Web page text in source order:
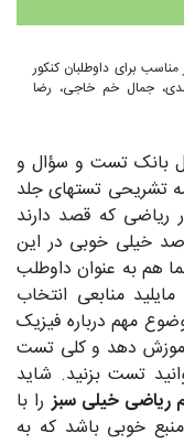
برای داوطلبان کنکور
جمال خم خاجی، رضا
بانک تست و سؤال و
تشریحی تستهای جلد
ریاضی که قصد دارند
خیلی خوبی در این
هم به عنوان داوطلب
منابعی انتخاب
مهم درباره فیزیک
آموزش دهد و کلی تست
تست بزنید. شاید
ریاضی خیلی سبزرا با
خوبی باشد که به